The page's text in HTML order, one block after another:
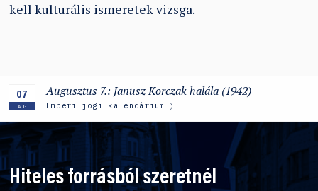
kell kulturális ismeretek vizsga.
07
AUG
Augusztus 7.: Janusz Korczak halála (1942)
Emberi jogi kalendárium
Hiteles forrásból szeretnél